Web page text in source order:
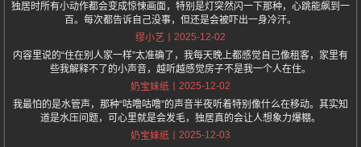
独居时所有小动作都会变成惊悚画面，特别是灯突然闪一下那种，心跳能飙到一
百。每次都告诉自己没事，但还是会被吓出一身冷汗。
缪小艺
2025-12-02
内容里说的“住在别人家一样”太准确了，我每天晚上都感觉自己像租客，家里有
些我解释不了的小声音，越听越感觉房子不是我一个人在住。
奶宝妹纸
2025-12-02
我最怕的是水管声，那种“咕噜咕噜”的声音半夜听着特别像什么在移动。其实知
道是水压问题，可心里就是会发毛，独居真的会让人想象力爆棚。
奶宝妹纸
2025-12-03